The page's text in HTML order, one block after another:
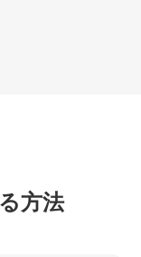
方法